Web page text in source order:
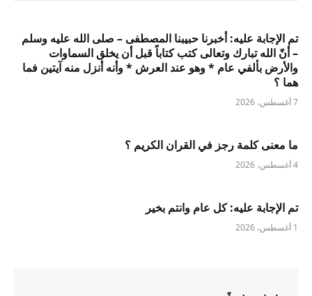
تم الإجابة عليه: أخبرنا حبيبنا المصطفى – صلى الله عليه وسلم
– أنّ الله تبارك وتعالى كتب كتاباً قبل أن يخلق السماوات
والأرض بألفي عام * وهو عند العرش * وأنه أنزل منه آيتين فما
هما ؟
7 أغسطس، 2026
ما معنى كلمة رجز في القران الكريم ؟
4 أغسطس، 2026
تم الإجابة عليه: كل عام وانتم بخير
1 أغسطس، 2026